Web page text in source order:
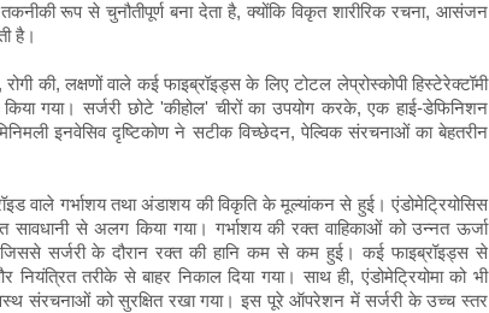
रूप से चुनौतीपूर्ण बना देता है, क्योंकि विकृत शारीरिक रचना, आसंजन
है।
की, लक्षणों वाले कई फाइब्रॉइड्स के लिए टोटल लेप्रोस्कोपी हिस्टेरेक्टॉमी
गया। सर्जरी छोटे 'कीहोल' चीरों का उपयोग करके, एक हाई-डेफिनिशन
इनवेसिव दृष्टिकोण ने सटीक विच्छेदन, पेल्विक संरचनाओं का बेहतरीन
वाले गर्भाशय तथा अंडाशय की विकृति के मूल्यांकन से हुई। एंडोमेट्रियोसिस
से अलग किया गया। गर्भाशय की रक्त वाहिकाओं को उन्नत ऊर्जा
सर्जरी के दौरान रक्त की हानि कम से कम हुई। कई फाइब्रॉइड्स से
नियंत्रित तरीके से बाहर निकाल दिया गया। साथ ही, एंडोमेट्रियोमा को भी
संरचनाओं को सुरक्षित रखा गया। इस पूरे ऑपरेशन में सर्जरी के उच्च स्तर